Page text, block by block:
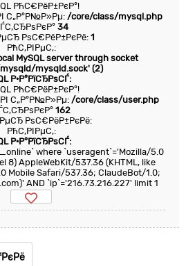
РћС€РёР±РєР°!
С„Р°Р№Р»Рµ:/core/class/mysql.php
34
РѕС€РёР±РєРё: 1
РћС‚РІРµС‚:
MySQL server through socket
mysqld.sock' (2)
Р·Р°РїСЂРѕСЃ:
РћС€РёР±РєР°!
С„Р°Р№Р»Рµ: /core/class/user.php
162
РѕС€РёР±РєРё:
РћС‚РІРµС‚:
Р·Р°РїСЂРѕСЃ:
where `useragent`='Mozilla/5.0
8) AppleWebKit/537.36 (KHTML, like
Mobile Safari/537.36; ClaudeBot/1.0;
AND `ip`='216.73.216.227' limit 1